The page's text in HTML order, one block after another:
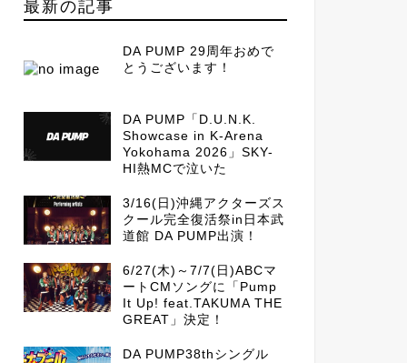
最新の記事
DA PUMP 29周年おめで
とうございます！
DA PUMP「D.U.N.K.
Showcase in K-Arena
Yokohama 2026」SKY-
HI熱MCで泣いた
3/16(日)沖縄アクターズス
クール完全復活祭in日本武
道館 DA PUMP出演！
6/27(木)～7/7(日)ABCマ
ートCMソングに「Pump
It Up! feat.TAKUMA THE
GREAT」決定！
DA PUMP38thシングル